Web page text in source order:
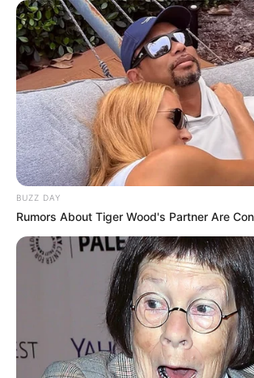
BUZZ DAY
Rumors About Tiger Wood's Partner Are